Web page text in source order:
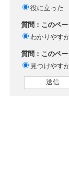
役に立った
質問：このペ
わかりやす
質問：このペ
見つけやす